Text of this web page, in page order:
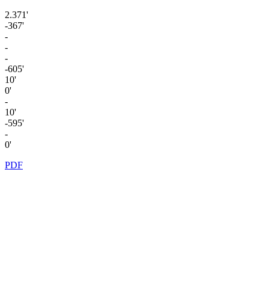
2.371'
-367'
-
-
-
-605'
10'
0'
-
10'
-595'
-
0'
PDF